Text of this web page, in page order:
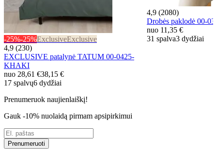
-25%-25%ExclusiveExclusive
4,9 (230)
EXCLUSIVE patalynė TATUM 00-0425-
KHAKI
nuo 28,61 €38,15 €
17 spalvų6 dydžiai
4,9 (2080)
Drobės paklodė 00-
nuo 11,35 €
31 spalva3 dydžiai
Prenumeruok naujienlaiškį!
Gauk -10% nuolaidą pirmam apsipirkimui
Prenumeruoti